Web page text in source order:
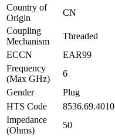
Country of
Origin
CN
Coupling
Mechanism
Threaded
ECCN
EAR99
Frequency
(Max GHz)
6
Gender
Plug
HTS Code
8536.69.4010
Impedance
(Ohms)
50